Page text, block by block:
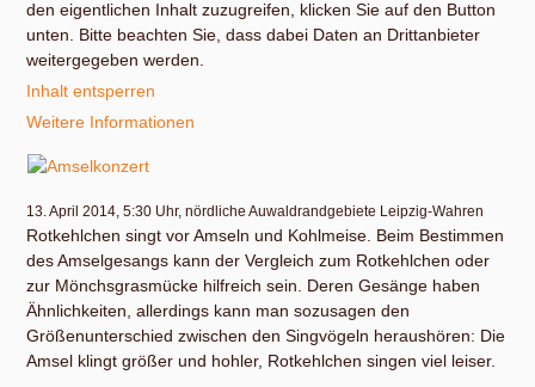
den eigentlichen Inhalt zuzugreifen, klicken Sie auf den Button
unten. Bitte beachten Sie, dass dabei Daten an Drittanbieter
weitergegeben werden.
Inhalt entsperren
Weitere Informationen
13. April 2014, 5:30 Uhr, nördliche Auwaldrandgebiete Leipzig-Wahren
Rotkehlchen singt vor Amseln und Kohlmeise. Beim Bestimmen
des Amselgesangs kann der Vergleich zum Rotkehlchen oder
zur Mönchsgrasmücke hilfreich sein. Deren Gesänge haben
Ähnlichkeiten, allerdings kann man sozusagen den
Größenunterschied zwischen den Singvögeln heraushören: Die
Amsel klingt größer und hohler, Rotkehlchen singen viel leiser.